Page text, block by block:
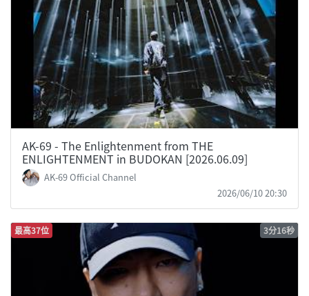
AK-69 - The Enlightenment from THE
ENLIGHTENMENT in BUDOKAN [2026.06.09]
AK-69 Official Channel
2026/06/10 20:30
最高37位 3分16秒